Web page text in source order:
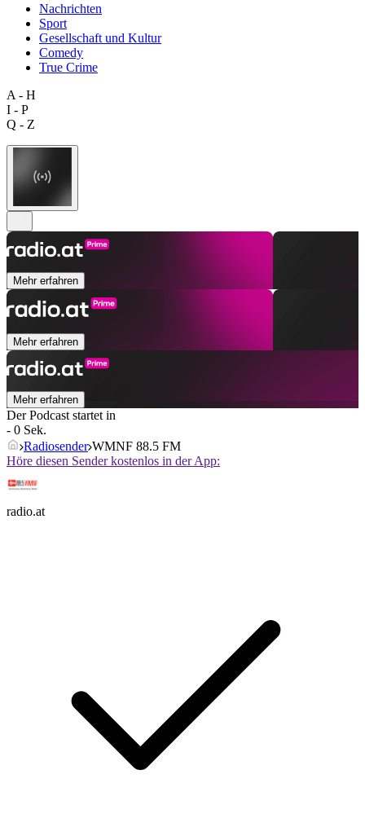
Nachrichten
Sport
Gesellschaft und Kultur
Comedy
True Crime
A - H
I - P
Q - Z
Mehr erfahren
Mehr erfahren
Mehr erfahren
Der Podcast startet in
- 0 Sek.
Radiosender WMNF 88.5 FM
Höre diesen Sender kostenlos in der App:
radio.at